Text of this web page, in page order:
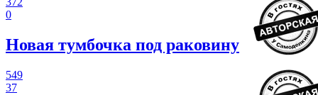
0
Новая тумбочка под раковину
549
37